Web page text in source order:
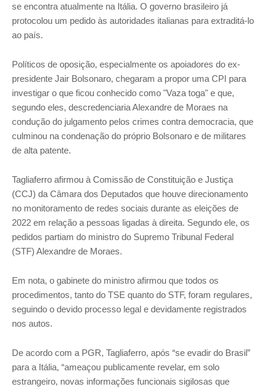
se encontra atualmente na Itália. O governo brasileiro já
protocolou um pedido às autoridades italianas para extraditá-lo
ao país.
Políticos de oposição, especialmente os apoiadores do ex-
presidente Jair Bolsonaro, chegaram a propor uma CPI para
investigar o que ficou conhecido como "Vaza toga" e que,
segundo eles, descredenciaria Alexandre de Moraes na
condução do julgamento pelos crimes contra democracia, que
culminou na condenação do próprio Bolsonaro e de militares
de alta patente.
Tagliaferro afirmou à Comissão de Constituição e Justiça
(CCJ) da Câmara dos Deputados que houve direcionamento
no monitoramento de redes sociais durante as eleições de
2022 em relação a pessoas ligadas à direita. Segundo ele, os
pedidos partiam do ministro do Supremo Tribunal Federal
(STF) Alexandre de Moraes.
Em nota, o gabinete do ministro afirmou que todos os
procedimentos, tanto do TSE quanto do STF, foram regulares,
seguindo o devido processo legal e devidamente registrados
nos autos.
De acordo com a PGR, Tagliaferro, após “se evadir do Brasil”
para a Itália, “ameaçou publicamente revelar, em solo
estrangeiro, novas informações funcionais sigilosas que